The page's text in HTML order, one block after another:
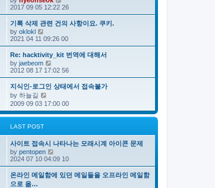
i
e
w
t
h
e
l
a
e
s
t
p
s
t
2017 09 05 12:22 26
기록 삭제 관련 건의 사항이요. 쿠키.
by oklokl
i
e
w
t
h
e
l
a
t
e
s
t
s
t
2021 04 11 09:26 00
Re: hacktivity_kit 번역에 대해서
by jaebeom
i
e
w
e
l
a
e
s
t
p
o
s
t
2012 08 17 17:02 56
지식인-로그인 상태에서 접속불가
by 하늘길
i
w
e
l
a
t
e
s
t
2009 09 03 17:00 00
LAST POST
사이트 접속시 나타나는 모래시계 아이콘 문제
by pentopen
i
e
w
t
2024 07 10 04:09 10
온라인 메일함에 있던 메일들을 오프라인 메일함
으로 옮…